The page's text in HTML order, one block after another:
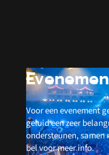
Voor een evenement
geluid een zeer
ondersteunen, samen
bel voor meer info.